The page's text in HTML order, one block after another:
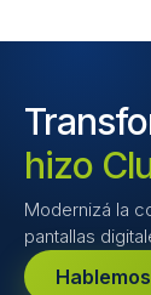
hizo
Modernizá la
pantallas